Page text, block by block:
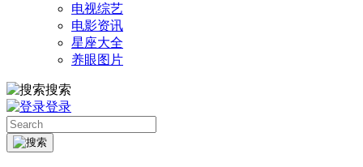
电视综艺
电影资讯
星座大全
养眼图片
搜索
登录